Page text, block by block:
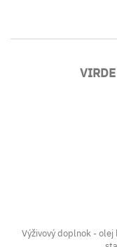
Výživový doplnok - olej